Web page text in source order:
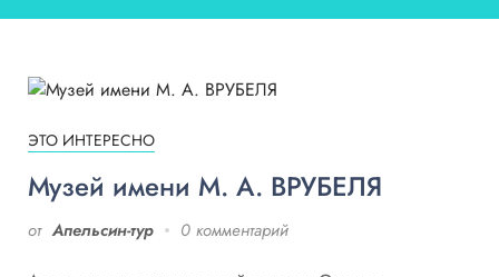
ЭТО ИНТЕРЕСНО
Музей имени М. А. ВРУБЕЛЯ
от Апельсин-тур 0 комментарий